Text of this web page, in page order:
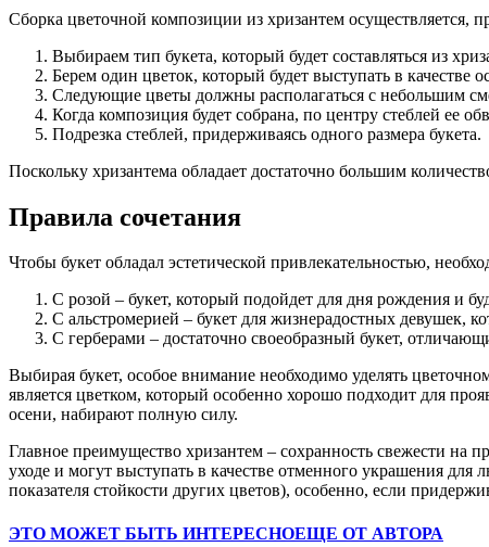
Сборка цветочной композиции из хризантем осуществляется,
Выбираем тип букета, который будет составляться из
Берем один цветок, который будет выступать в качестве
Следующие цветы должны располагаться с небольшим
Когда композиция будет собрана, по центру стеблей ее
Подрезка стеблей, придерживаясь одного размера букета.
Поскольку хризантема обладает достаточно большим
Правила сочетания
Чтобы букет обладал эстетической привлекательностью,
С розой – букет, который подойдет для дня рождения и
С альстромерией – букет для жизнерадостных девушек,
С герберами – достаточно своеобразный букет,
Выбирая букет, особое внимание необходимо уделять
является цветком, который особенно хорошо подходит для
осени, набирают полную силу.
Главное преимущество хризантем – сохранность свежести
уходе и могут выступать в качестве отменного украшения для
показателя стойкости других цветов), особенно, если
ЭТО МОЖЕТ БЫТЬ ИНТЕРЕСНОЕЩЕ ОТ АВТОРА